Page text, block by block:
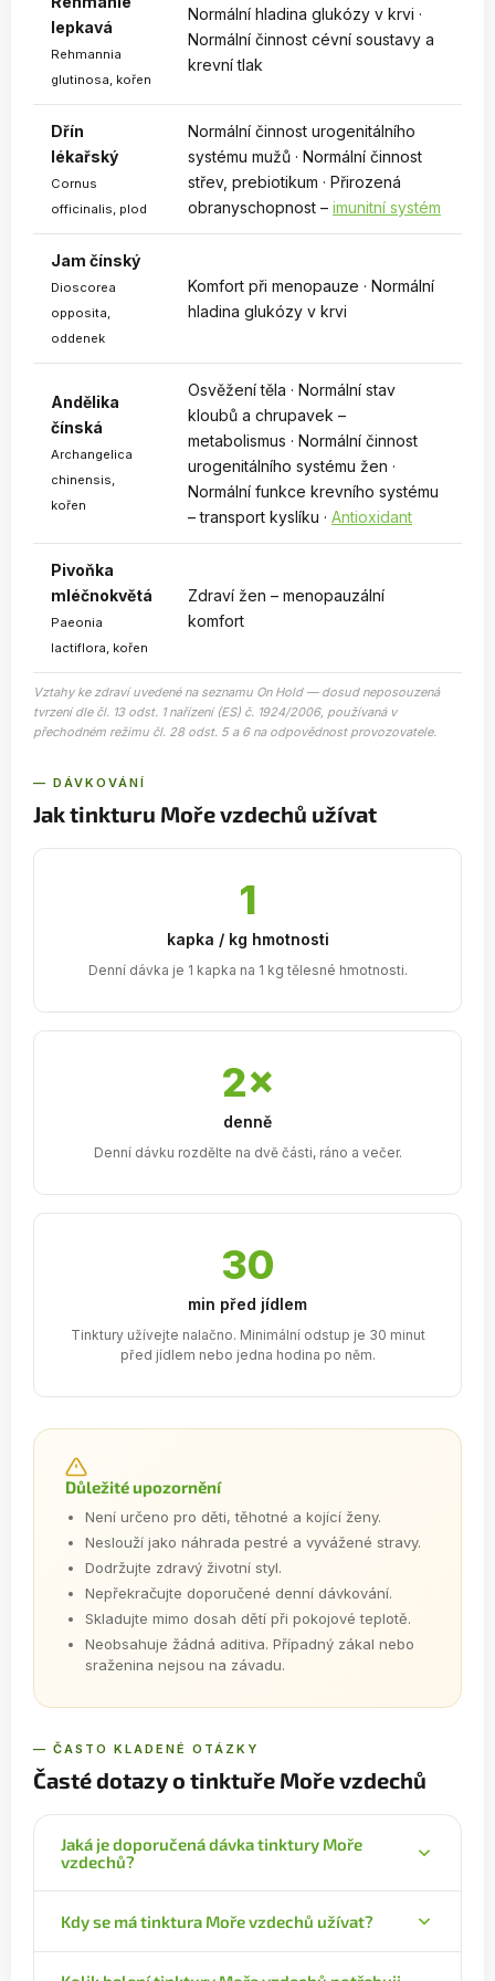
lepkavá
Rehmannia
glutinosa, kořen
Normální hladina glukózy v krvi ·
Normální činnost cévní soustavy a
krevní tlak
Dřín
lékařský
Cornus
officinalis, plod
Normální činnost urogenitálního
systému mužů · Normální činnost
střev, prebiotikum · Přirozená
obranyschopnost – imunitní systém
Jam čínský
Dioscorea
opposita,
oddenek
Komfort při menopauze · Normální
hladina glukózy v krvi
Andělika
čínská
Archangelica
chinensis,
kořen
Osvěžení těla · Normální stav
kloubů a chrupavek –
metabolismus · Normální činnost
urogenitálního systému žen ·
Normální funkce krevního systému
– transport kyslíku · Antioxidant
Pivoňka
mléčnokvětá
Paeonia
lactiflora, kořen
Zdraví žen – menopauzální
komfort
Vztahy ke zdraví uvedené na seznamu On Hold — dosud neposouzená
tvrzení dle čl. 13 odst. 1 nařízení (ES) č. 1924/2006, používaná v
přechodném režimu čl. 28 odst. 5 a 6 na odpovědnost provozovatele.
— DÁVKOVÁNÍ
Jak tinkturu Moře vzdechů užívat
1
kapka / kg hmotnosti
Denní dávka je 1 kapka na 1 kg tělesné hmotnosti.
2×
denně
Denní dávku rozdělte na dvě části, ráno a večer.
30
min před jídlem
Tinktury užívejte nalačno. Minimální odstup je 30 minut
před jídlem nebo jedna hodina po něm.
Důležité upozornění
Není určeno pro děti, těhotné a kojící ženy.
Neslouží jako náhrada pestré a vyvážené stravy.
Dodržujte zdravý životní styl.
Nepřekračujte doporučené denní dávkování.
Skladujte mimo dosah dětí při pokojové teplotě.
Neobsahuje žádná aditiva. Případný zákal nebo
sraženina nejsou na závadu.
— ČASTO KLADENÉ OTÁZKY
Časté dotazy o tinktuře Moře vzdechů
Jaká je doporučená dávka tinktury Moře
vzdechů?
Denní dávku rozdělte na dvě části, ráno a večer –
pokud vážíte 70 kg, dáte si 35 kapek ráno a 35
Kdy se má tinktura Moře vzdechů užívat?